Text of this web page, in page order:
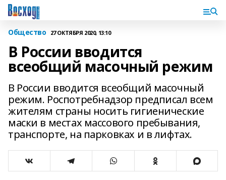
Общество 27 ОКТЯБРЯ 2020, 13:10
В России вводится
всеобщий масочный режим
В России вводится всеобщий масочный
режим. Роспотребнадзор предписал всем
жителям страны носить гигиенические
маски в местах массового пребывания,
транспорте, на парковках и в лифтах.